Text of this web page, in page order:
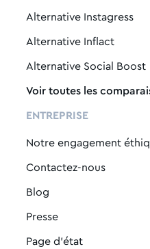
Puis-je utiliser
Alternative Instagress
Alternative Inflact
Alternative Social Boost
Voir toutes les
ENTREPRISE
Notre engagement
Contactez-nous
Blog
Presse
Page d'état